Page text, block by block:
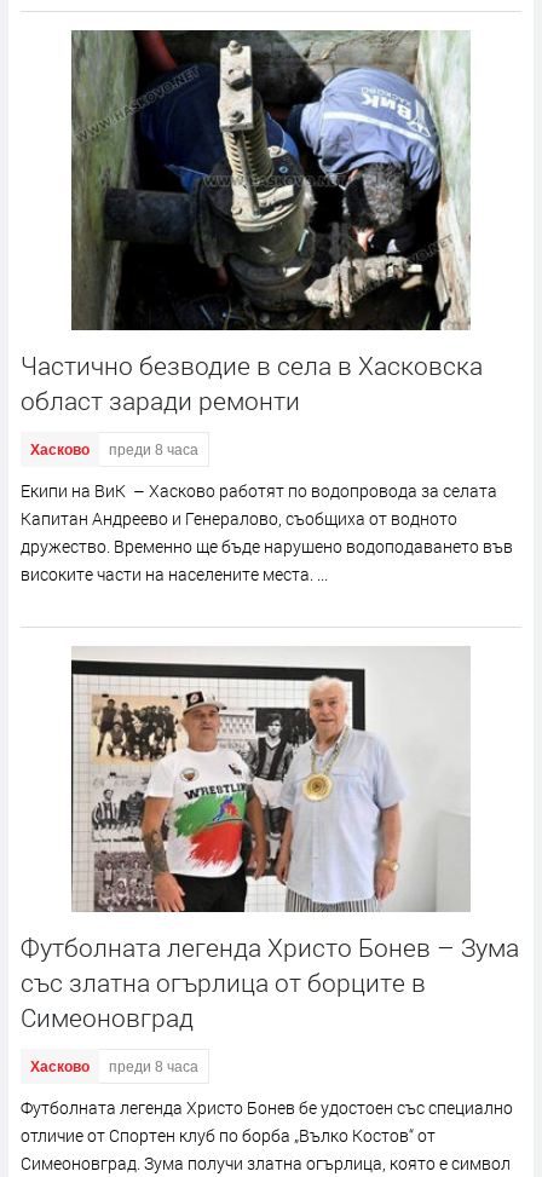
Частично безводие в села в Хасковска
област заради ремонти
Хасково преди 8 часа
Екипи на ВиК – Хасково работят по водопровода за селата
Капитан Андреево и Генералово, съобщиха от водното
дружество. Временно ще бъде нарушено водоподаването във
високите части на населените места. ...
Футболната легенда Христо Бонев – Зума
със златна огърлица от борците в
Симеоновград
Хасково преди 8 часа
Футболната легенда Христо Бонев бе удостоен със специално
отличие от Спортен клуб по борба „Вълко Костов“ от
Симеоновград. Зума получи златна огърлица, която е символ